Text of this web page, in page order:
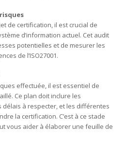
de certification, il est crucial de
d’information actuel. Cet audit
potentielles et de mesurer les
de l’ISO27001.
effectuée, il est essentiel de
Ce plan doit inclure les
délais à respecter, et les différentes
la certification. C’est à ce stade
vous aider à élaborer une feuille de